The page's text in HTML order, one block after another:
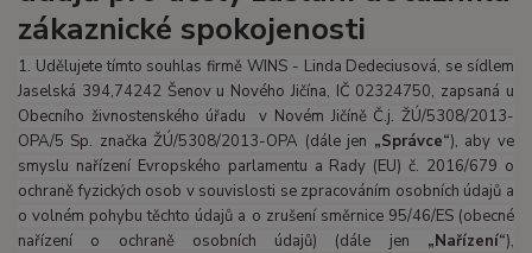
zákaznické spokojenosti
1. Udělujete tímto souhlas firmě WINS - Linda Dedeciusová, se sídlem
Jaselská 394,74242 Šenov u Nového Jičína, IČ 02324750, zapsaná u
Obecního živnostenského úřadu v Novém Jičíně Č.j. ŽÚ/5308/2013-
OPA/5 Sp. značka ŽÚ/5308/2013-OPA (dále jen „Správce“), aby ve
smyslu nařízení Evropského parlamentu a Rady (EU) č. 2016/679 o
ochraně fyzických osob v souvislosti se zpracováním osobních údajů a
o volném pohybu těchto údajů a o zrušení směrnice 95/46/ES (obecné
nařízení o ochraně osobních údajů) (dále jen „Nařízení“),